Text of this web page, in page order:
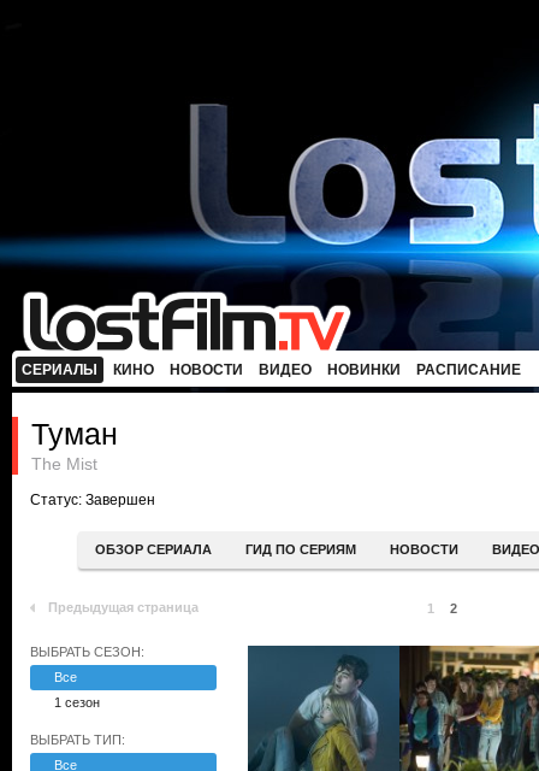
СЕРИАЛЫ КИНО НОВОСТИ ВИДЕО НОВИНКИ РАСПИСАНИЕ
Туман
The Mist
Статус: Завершен
ОБЗОР СЕРИАЛА ГИД ПО СЕРИЯМ НОВОСТИ ВИДЕО
Предыдущая страница 1 2
ВЫБРАТЬ СЕЗОН:
Все
1 сезон
ВЫБРАТЬ ТИП:
Все